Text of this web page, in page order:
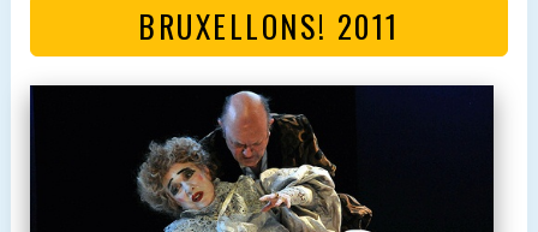
BRUXELLONS! 2011